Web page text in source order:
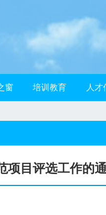
窗 培训教育 人才
项目评选工作的